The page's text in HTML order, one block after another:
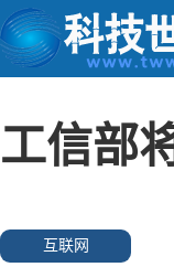
工信部
互联网